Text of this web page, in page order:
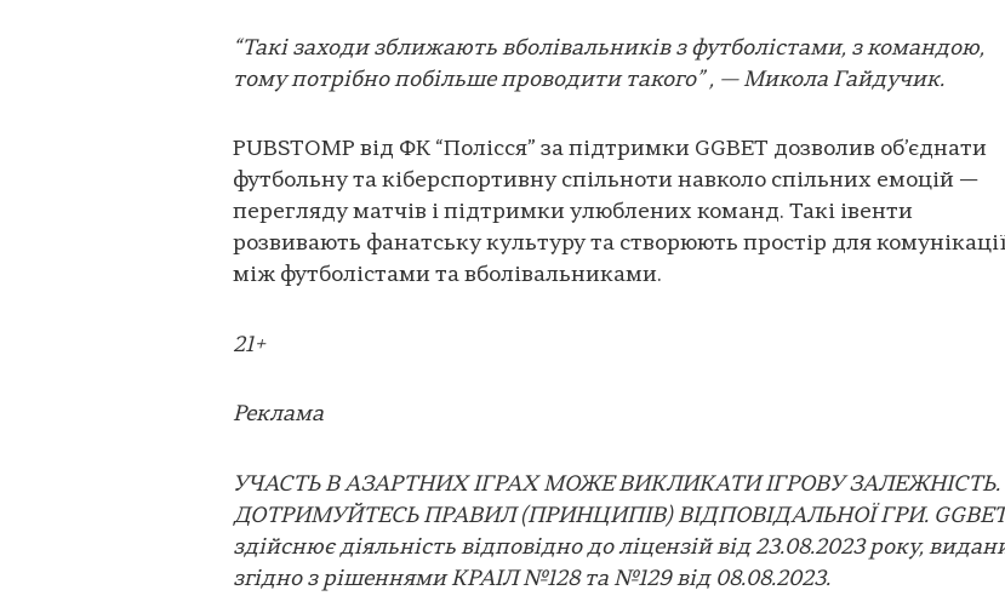
“Такі заходи зближають вболівальників з футболістами, з командою,
тому потрібно побільше проводити такого” , — Микола Гайдучик.
PUBSTOMP від ФК “Полісся” за підтримки GGBET дозволив об’єднати
футбольну та кіберспортивну спільноти навколо спільних емоцій —
перегляду матчів і підтримки улюблених команд. Такі івенти
розвивають фанатську культуру та створюють простір для комунікації
між футболістами та вболівальниками.
21+
Реклама
УЧАСТЬ В АЗАРТНИХ ІГРАХ МОЖЕ ВИКЛИКАТИ ІГРОВУ ЗАЛЕЖНІСТЬ.
ДОТРИМУЙТЕСЬ ПРАВИЛ (ПРИНЦИПІВ) ВІДПОВІДАЛЬНОЇ ГРИ.
здійснює діяльність відповідно до ліцензій від 23.08.2023 року,
згідно з рішеннями КРАІЛ №128 та №129 від 08.08.2023.